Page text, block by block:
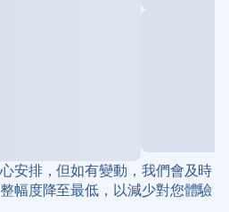
安排，但如有變動，我們會及時
幅度降至最低，以減少對您體驗